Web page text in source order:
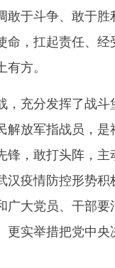
于斗争、敢于胜
，扛起责任、经
方。
充分发挥了战斗
放军指战员，是
锋，敢打头阵，
疫情防控形势
大党员、干部
实举措把党中央